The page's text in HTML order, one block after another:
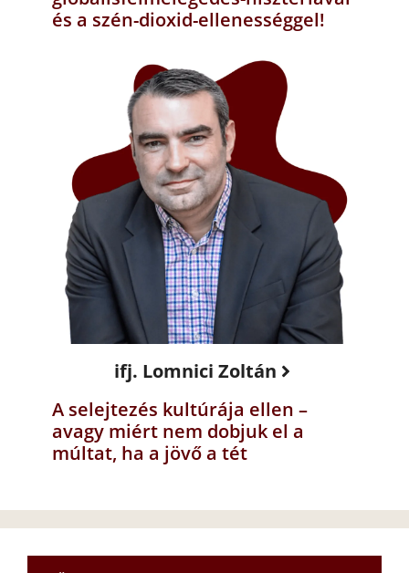
és a szén-dioxid-ellenességgel!
ifj. Lomnici Zoltán
A selejtezés kultúrája ellen –
avagy miért nem dobjuk el a
múltat, ha a jövő a tét